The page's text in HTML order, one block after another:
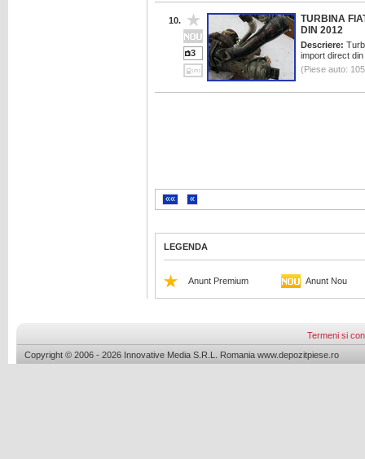
10.
3
TURBINA
DIN 2012
Descriere:
import direct
(Piese auto:
«« «
LEGENDA
Anunt Premium Anunt Nou
Termeni si
Copyright © 2006 - 2026 Innovative Media S.R.L. Romania www.depozitpiese.ro